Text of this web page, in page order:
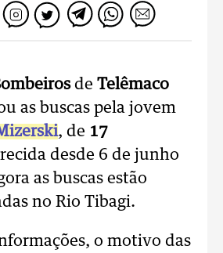
de Telêmaco
as buscas pela jovem
, de 17
desde 6 de junho
as buscas estão
no Rio Tibagi.
o motivo das